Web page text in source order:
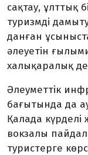
сақтау, ұлттық
туризмді
данған
әлеуетін
халықаралық
Әлеуметтік
бағытында да
Қалада
вокзалы
туристерге